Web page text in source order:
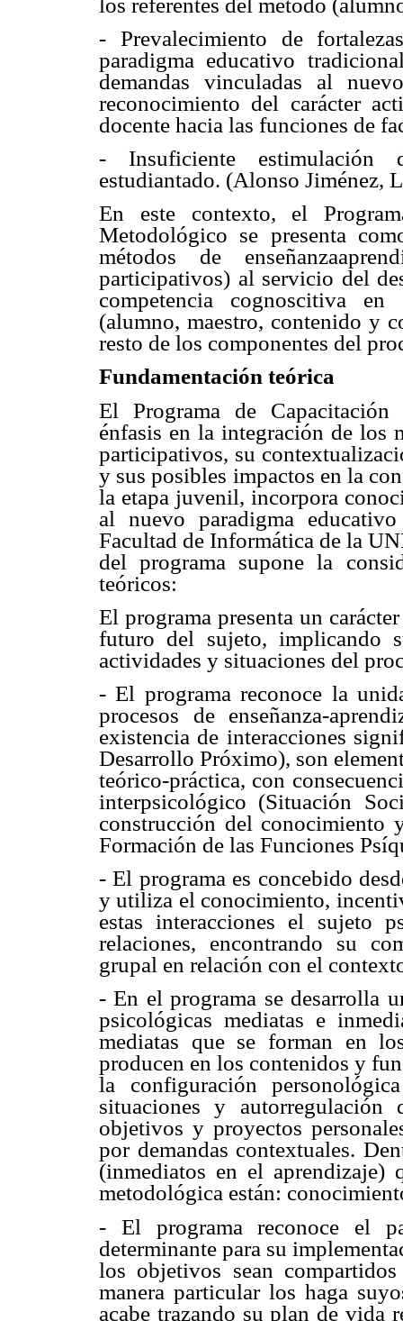
- Prevalecimiento de
paradigma educativo
demandas vinculadas al
reconocimiento del carácter
docente hacia las funciones de
- Insuficiente estimulación
estudiantado. (Alonso Jiménez,
En este contexto, el
Metodológico se presenta
métodos de
participativos) al servicio del
competencia cognoscitiva en
(alumno, maestro, contenido y
resto de los componentes del
Fundamentación teórica
El Programa de
énfasis en la integración de los
participativos, su
y sus posibles impactos en la
la etapa juvenil, incorpora
al nuevo paradigma
Facultad de Informática de la
del programa supone la
teóricos:
El programa presenta un
futuro del sujeto, implicando
actividades y situaciones del
- El programa reconoce la
procesos de enseñanza-
existencia de interacciones
Desarrollo Próximo), son
teórico-práctica, con
interpsicológico (Situación
construcción del conocimiento
Formación de las Funciones
- El programa es concebido
y utiliza el conocimiento,
estas interacciones el sujeto
relaciones, encontrando su
grupal en relación con el
- En el programa se desarrolla
psicológicas mediatas e
mediatas que se forman en
producen en los contenidos y
la configuración
situaciones y
objetivos y proyectos
por demandas contextuales.
(inmediatos en el aprendizaje)
metodológica están:
- El programa reconoce el
determinante para su
los objetivos sean
manera particular los haga
acabe trazando su plan de vida